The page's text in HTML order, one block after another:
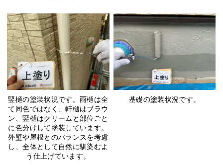
竪樋の塗装状況です。雨樋は全
て同色ではなく、軒樋はブラウ
ン、竪樋はクリームと部位ごと
に色分けして塗装しています。
外壁や屋根とのバランスを考慮
し、全体として自然に馴染むよ
う仕上げています。
基礎の塗装状況です。